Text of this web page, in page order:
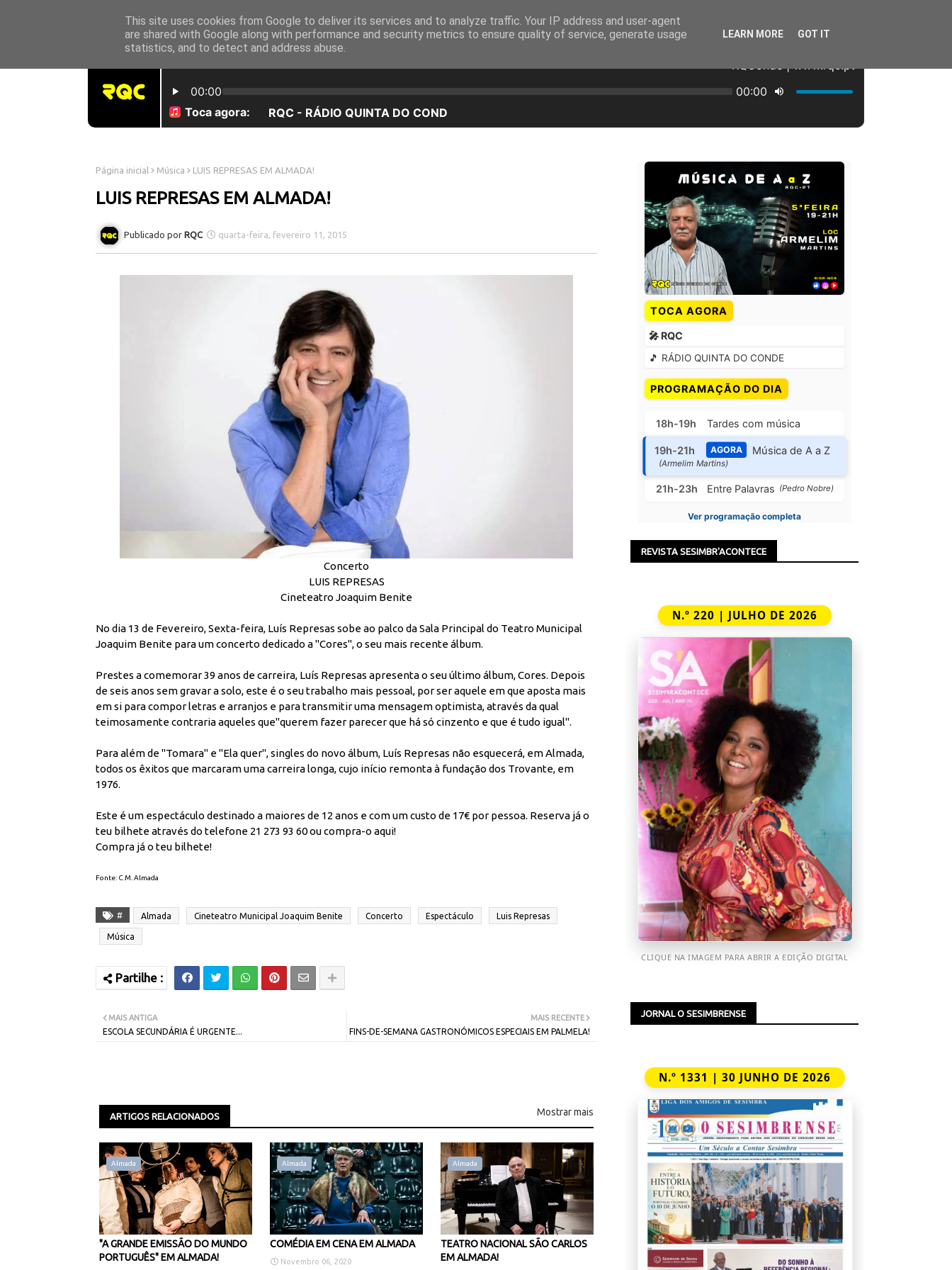
INICÍO SOBRE NÓS EQUIPA PROGRAMAÇÃO OUVIR EM DIRETO
Página inicial Música LUIS REPRESAS EM ALMADA!
LUIS REPRESAS EM ALMADA!
RQC quarta-feira, fevereiro 11, 2015
Concerto
LUIS REPRESAS
Cineteatro Joaquim Benite
No dia 13 de Fevereiro, Sexta-feira, Luís Represas sobe ao palco da Sala Principal do Teatro Municipal
Joaquim Benite para um concerto dedicado a "Cores", o seu mais recente álbum.
Prestes a comemorar 39 anos de carreira, Luís Represas apresenta o seu último álbum, Cores. Depois
de seis anos sem gravar a solo, este é o seu trabalho mais pessoal, por ser aquele em que aposta mais
em si para compor letras e arranjos e para transmitir uma mensagem optimista, através da qual
teimosamente contraria aqueles que"querem fazer parecer que há só cinzento e que é tudo igual".
Para além de "Tomara" e "Ela quer", singles do novo álbum, Luís Represas não esquecerá, em Almada,
todos os êxitos que marcaram uma carreira longa, cujo início remonta à fundação dos Trovante, em
1976.
Este é um espectáculo destinado a maiores de 12 anos e com um custo de 17€ por pessoa. Reserva já o
teu bilhete através do telefone 21 273 93 60 ou compra-o aqui!
Compra já o teu bilhete!
Fonte: C.M. Almada
# Almada Cineteatro Municipal Joaquim Benite Concerto Espectáculo Luis Represas
Música
MAIS RECENTE
FINS-DE-SEMANA GASTRONÓMICOS ESPECIAIS EM PALMELA!
MAIS ANTIGA
ESCOLA SECUNDÁRIA É URGENTE...
ARTIGOS RELACIONADOS Mostrar mais
Almada
"A GRANDE EMISSÃO DO MUNDO
PORTUGUÊS" EM ALMADA!
Almada
COMÉDIA EM CENA EM ALMADA
Novembro 06, 2020
Almada
TEATRO NACIONAL SÃO CARLOS
EM ALMADA!
TOCA AGORA
🎤 RQC
🎵 RÁDIO QUINTA DO CONDE
PROGRAMAÇÃO DO DIA
18h-19h Tardes com música
19h-21h AGORA Música de A a Z
(Armelim Martins)
21h-23h Entre Palavras (Pedro Nobre)
Ver programação completa
REVISTA SESIMBR'ACONTECE
N.º 220 | JULHO DE 2026
CLIQUE NA IMAGEM PARA ABRIR A EDIÇÃO DIGITAL
JORNAL O SESIMBRENSE
N.º 1331 | 30 JUNHO DE 2026
This site uses cookies from Google to deliver its services and to analyze traffic. Your IP address and user-agent
are shared with Google along with performance and security metrics to ensure quality of service, generate usage
statistics, and to detect and address abuse.
LEARN MORE GOT IT